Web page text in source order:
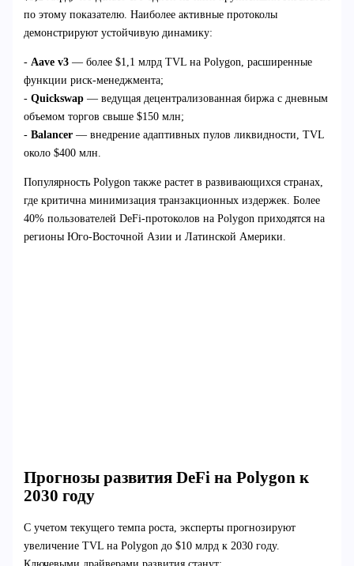
по этому показателю. Наиболее активные протоколы
демонстрируют устойчивую динамику:
- Aave v3— более $1,1 млрд TVL на Polygon, расширенные
функции риск-менеджмента;
- Quickswap— ведущая децентрализованная биржа с дневным
объемом торгов свыше $150 млн;
- Balancer— внедрение адаптивных пулов ликвидности, TVL
около $400 млн.
Популярность Polygon также растет в развивающихся странах,
где критична минимизация транзакционных издержек. Более
40% пользователей DeFi-протоколов на Polygon приходятся на
регионы Юго-Восточной Азии и Латинской Америки.
Прогнозы развития DeFi на Polygon к
2030 году
С учетом текущего темпа роста, эксперты прогнозируют
увеличение TVL на Polygon до $10 млрд к 2030 году.